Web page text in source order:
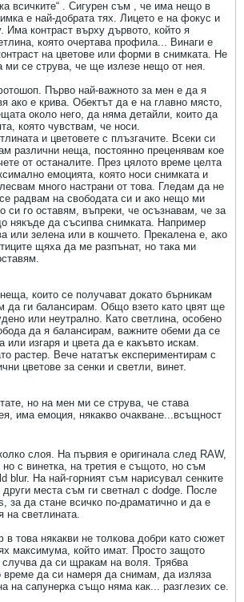
всичките“ . Сигурен съм , че има нещо в
е най-добрата тях. Лицето е на фокус и
Има контраст върху дървото, който я
която очертава профила... Винаги е
на цветове или форми в снимката. Не
се струва, че ще излезе нещо от нея.
Първо най-важното за мен е да я
ако е крива. Обектът да е на главно място,
около него, да няма детайли, които да
която чувствам, че носи.
и цветовете с плъзгачите. Всеки си
различни неща, постоянно преценявам кое
от останалите. През цялото време целта
емоцията, която носи снимката и
много настрани от това. Гледам да не
радвам на свободата си и ако нещо ми
си го оставям, въпреки, че осъзнавам, че за
някъде да съсипва снимката. Например
или зелена или в кошчето. Прекалена е, ако
щяха да ме разпънат, но така ми
които се получават докато бърникам
да ги балансирам. Общо взето като цвят ще
или неутрално. Като светлина, особено
да я балансирам, важните обеми да се
или изгаря и цвета да е какъвто искам.
растер. Вече нататък експериментирам с
цветове за сенки и светли, винет.
но на мен ми се струва, че става
има емоция, някакво очакване...всъщност
слоя. На първия е оригинала след RAW,
с винетка, на третия е същото, но съм
blur. На най-горният съм нарисувал сенките
места съм ги светнал с dodge. После
за да стане всичко по-драматично и да е
на светлината.
това някакви не толкова добри като сюжет
максимума, който имат. Просто защото
случва да си щракам на воля. Трябва
време да си намеря да снимам, да изляза
на сапунерка също няма как... разглезих се.